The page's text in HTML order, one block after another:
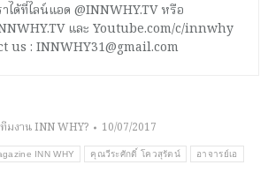
าได้ที่ไลน์แอด @INNWHY.TV หรือ
และ Youtube.com/c/innwhy
us : INNWHY31@gmail.com
ทีมงาน INN WHY?
10/07/2017
INN WHY คุณวีระศักดิ์ โควสุรัตน์ อาจารย์เอ